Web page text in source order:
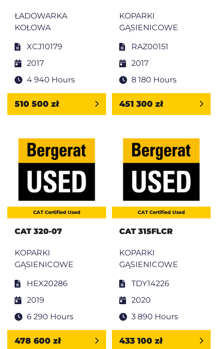
ŁADOWARKA
KOŁOWA
XCJ10179
2017
4 940 Hours
510 500 zł
KOPARKI
GĄSIENICOWE
RAZ00151
2017
8 180 Hours
451 300 zł
CAT Certified Used
CAT 320-07
KOPARKI
GĄSIENICOWE
HEX20286
2019
6 290 Hours
478 600 zł
CAT Certified Used
CAT 315FLCR
KOPARKI
GĄSIENICOWE
TDY14226
2020
3 890 Hours
433 100 zł